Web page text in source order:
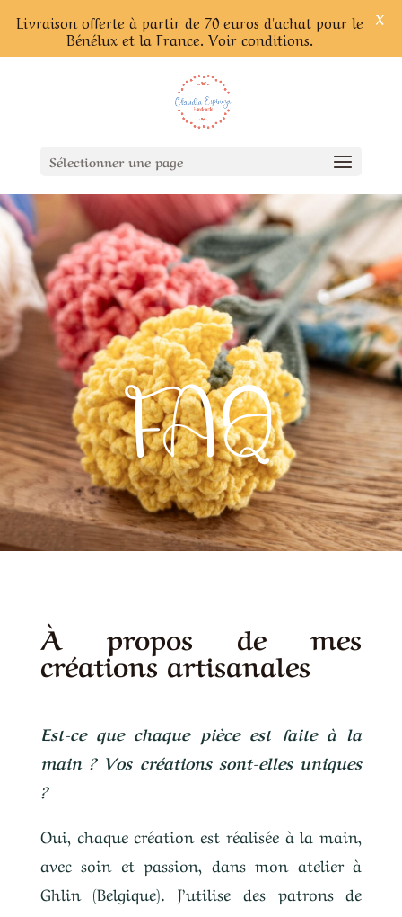
Sélectionner une page
FAQ
À propos de mes
créations artisanales
Est-ce que chaque pièce est faite à la
main ? Vos créations sont-elles uniques
?
Oui, chaque création est réalisée à la main,
avec soin et passion, dans mon atelier à
Ghlin (Belgique). J’utilise des patrons de
Livraison offerte à partir de 70 euros d'achat pour le
Bénélux et la France. Voir conditions.
X